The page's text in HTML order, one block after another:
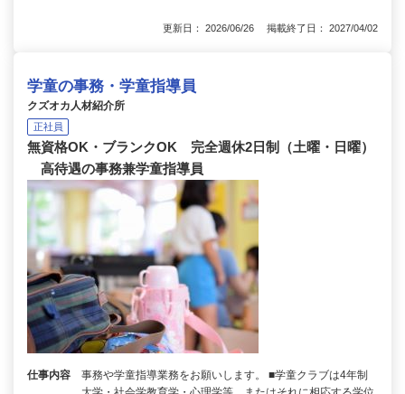
更新日： 2026/06/26 掲載終了日： 2027/04/02
学童の事務・学童指導員
クズオカ人材紹介所
正社員
無資格OK・ブランクOK 完全週休2日制（土曜・日曜）
高待遇の事務兼学童指導員
仕事内容
事務や学童指導業務をお願いします。 ■学童クラブは4年制